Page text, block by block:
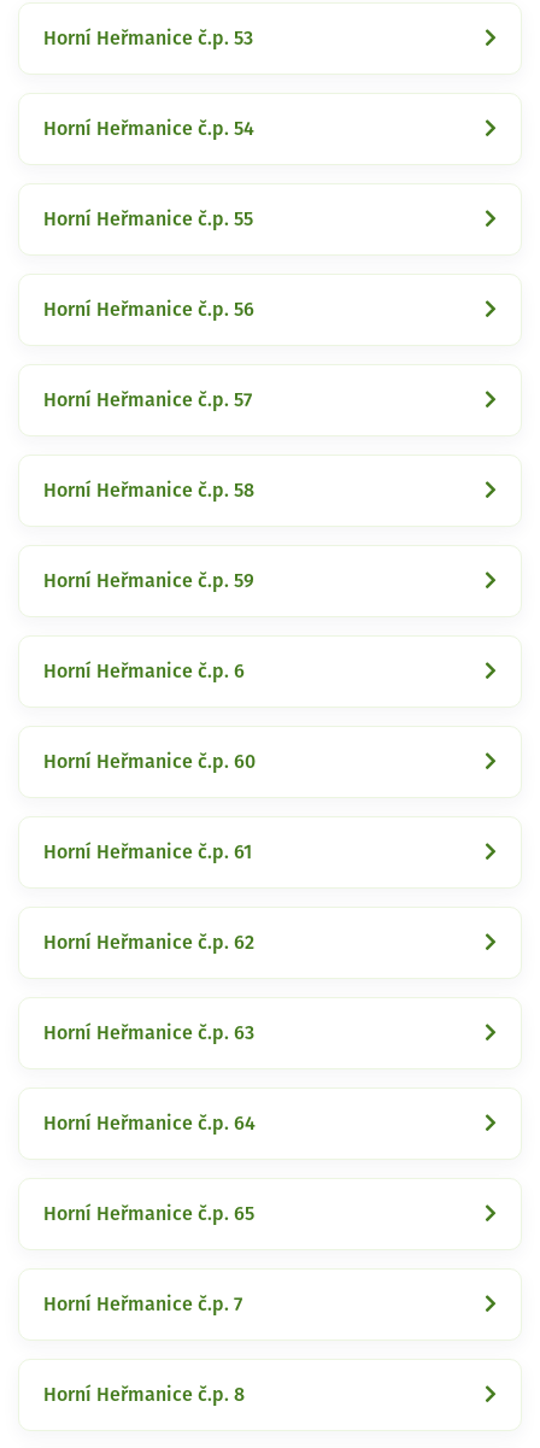
Horní Heřmanice č.p. 53
Horní Heřmanice č.p. 54
Horní Heřmanice č.p. 55
Horní Heřmanice č.p. 56
Horní Heřmanice č.p. 57
Horní Heřmanice č.p. 58
Horní Heřmanice č.p. 59
Horní Heřmanice č.p. 6
Horní Heřmanice č.p. 60
Horní Heřmanice č.p. 61
Horní Heřmanice č.p. 62
Horní Heřmanice č.p. 63
Horní Heřmanice č.p. 64
Horní Heřmanice č.p. 65
Horní Heřmanice č.p. 7
Horní Heřmanice č.p. 8